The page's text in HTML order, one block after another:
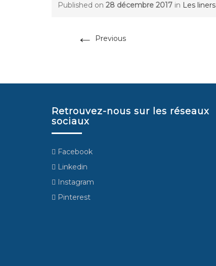
Published on 28 décembre 2017 in Les liners
← Previous
Retrouvez-nous sur les réseaux
sociaux
Facebook
Linkedin
Instagram
Pinterest